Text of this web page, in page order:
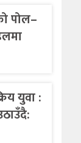
पोल–
युवा :